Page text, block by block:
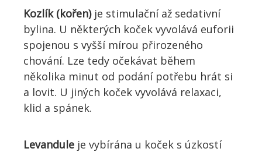
Kozlík (kořen)je stimulační až sedativní
bylina. U některých koček vyvolává euforii
spojenou s vyšší mírou přirozeného
chování. Lze tedy očekávat během
několika minut od podání potřebu hrát si
a lovit. U jiných koček vyvolává relaxaci,
klid a spánek.
Levandule je vybírána u koček s úzkostí